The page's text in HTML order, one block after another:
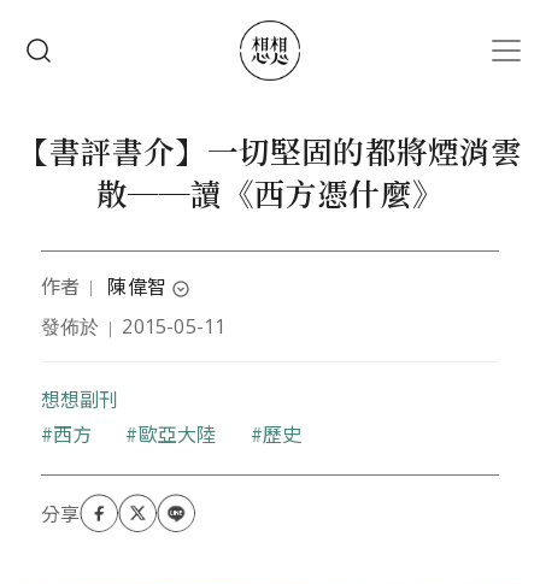
【書評書介】一切堅固的都將煙消雲
散──讀《西方憑什麼》
作者 ｜ 陳偉智 expand_circle_down
作者為臺大歷史系畢,美國紐約大學歷史學博士候選
著有《伊能嘉矩:臺灣歷史民族誌的展開》等。
發佈於 ｜ 2015-05-11
想想副刊
關鍵字
西方 歐亞大陸 歷史